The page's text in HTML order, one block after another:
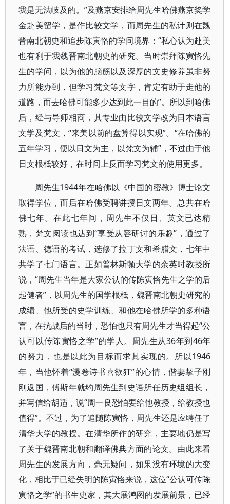
我是无法岐及的。”及燕京安排给周先生哈佛燕京奖学
金赴美留学，是作比较文学，而周先生的私计则在魏
晋南北朝史和追步陈寅恪的学问境界：“私心认为赴美
也有利于我魏晋南北朝史的研究。当时崇拜陈寅恪先
生的学问，以为他的脑筋以及深厚的文史修养虽非努
力所能办到，但学习梵文等文字，肯定有助于走他的
道路，而去哈佛可能多少达到此一目的”。所以到哈佛
后，经与导师相商，其专业由比较文学改为日本语言
文学及梵文，“来美以前的盘算得以实现”。“在哈佛的
五年学习，便以日文为主，以梵文为辅”，不过由于他
日文根柢较好，在时间上反而学习梵文的使用更多。
周先生1944年在哈佛以《中国的密教》博士论文
取得学位，而后在哈佛受聘讲授日文两年。总共在哈
佛七年。在此七年间，周先生不仅日、英文已达精
熟，梵文阅读也达到“享受从容研讨的乐趣”，通过了
法语、德语的考试，选修了拉丁文和希腊文，七年中
共学了七门语言。正如普林斯顿大学的余英时教授所
说，“周先生当年是大家公认的传陈寅恪先生之学的后
起健者”，以周先生的国学根柢，魏晋南北朝史研究的
成绩、他所受的史学训练、和他在哈佛所学的多种语
言，在抗战后的当时，恐怕也只有周先生才当得起“公
认可以传陈寅恪之学”的学人。周先生从36年到46年
的努力，也是以此为目标而求其实现的。所以1946
年，当他怀着“漫卷诗书喜欲狂”的心情，偕妻挈子刚
刚返国，傅斯年就约周先生到史语所任历史组组长，
并写信给胡适，说“周一良恐怕要给他教授，给教授也
值得”。不过，为了追随陈寅恪，周先生还是应聘任了
清华大学的教授。在清华所作的研究，主要地仍是写
了关于魏晋南北朝和翻译佛典方面的论文。由此来看
周先生的发展方向，毫无疑问，如果没有环境的大变
化，相比于已经失明的陈寅恪来说，这位“公认可传陈
寅恪之学”的书生史家，其大展鸿图的发展前景，已经